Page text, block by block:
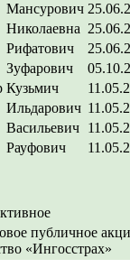
Мансурович
Николаевна
Рифатович
Зуфарович
Кузьмич
Ильдарович
Васильевич
Рауфович
публичное
«Ингосстрах»